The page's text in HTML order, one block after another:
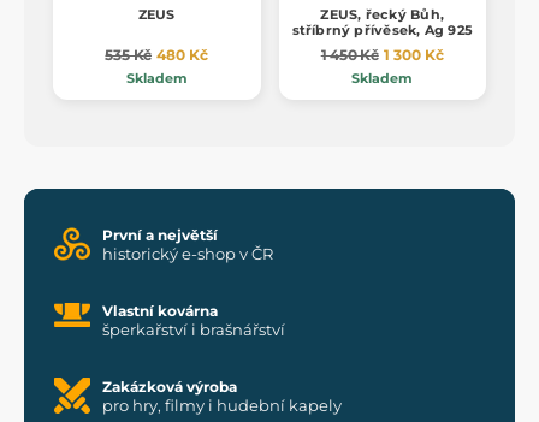
ZEUS
535 Kč 480 Kč
Skladem
ZEUS, řecký Bůh,
stříbrný přívěsek, Ag 925
1 450 Kč 1 300 Kč
Skladem
První a největší
historický e-shop v ČR
Vlastní kovárna
šperkařství i brašnářství
Zakázková výroba
pro hry, filmy i hudební kapely